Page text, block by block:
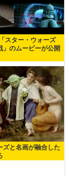
スター・ウォーズ
」のムービーが公開
ズと名画が融合した